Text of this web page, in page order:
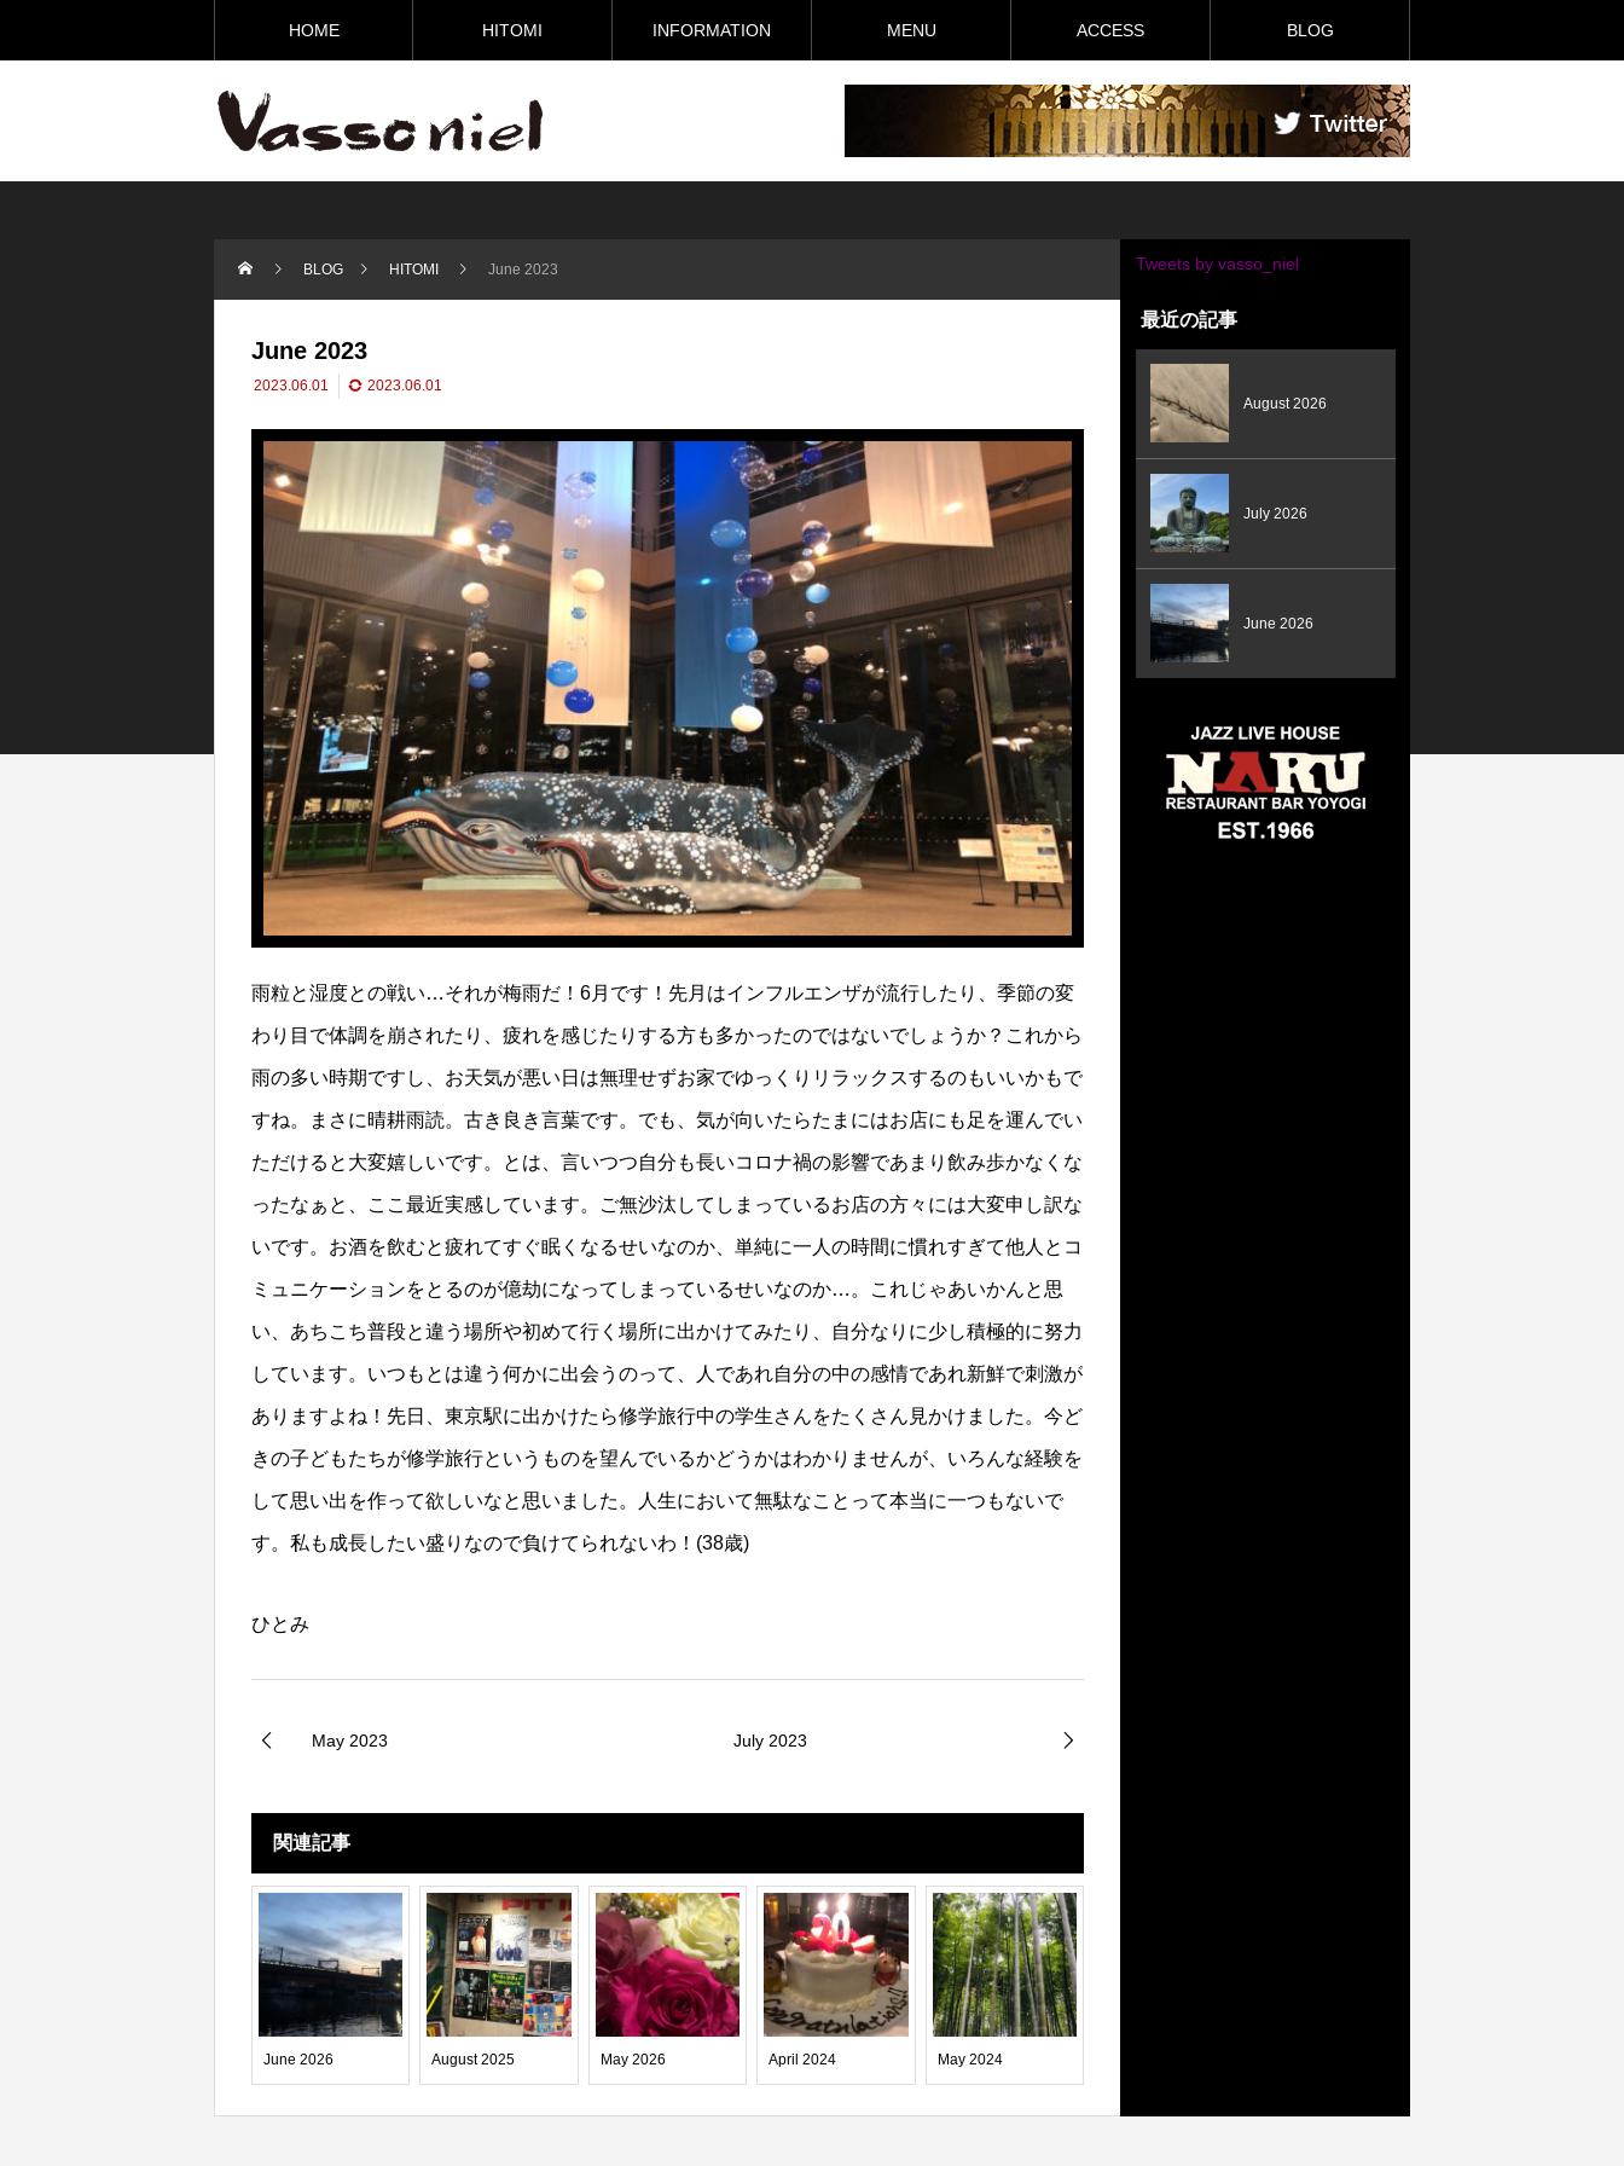
HOME HITOMI INFORMATION MENU ACCESS BLOG
BLOG HITOMI June 2023
June 2023
2023.06.01 2023.06.01
雨粒と湿度との戦い…それが梅雨だ！6月です！先月はインフルエンザが流行したり、季節の変
わり目で体調を崩されたり、疲れを感じたりする方も多かったのではないでしょうか？これから
雨の多い時期ですし、お天気が悪い日は無理せずお家でゆっくりリラックスするのもいいかもで
すね。まさに晴耕雨読。古き良き言葉です。でも、気が向いたらたまにはお店にも足を運んでい
ただけると大変嬉しいです。とは、言いつつ自分も長いコロナ禍の影響であまり飲み歩かなくな
ったなぁと、ここ最近実感しています。ご無沙汰してしまっているお店の方々には大変申し訳な
いです。お酒を飲むと疲れてすぐ眠くなるせいなのか、単純に一人の時間に慣れすぎて他人とコ
ミュニケーションをとるのが億劫になってしまっているせいなのか…。これじゃあいかんと思
い、あちこち普段と違う場所や初めて行く場所に出かけてみたり、自分なりに少し積極的に努力
しています。いつもとは違う何かに出会うのって、人であれ自分の中の感情であれ新鮮で刺激が
ありますよね！先日、東京駅に出かけたら修学旅行中の学生さんをたくさん見かけました。今ど
きの子どもたちが修学旅行というものを望んでいるかどうかはわかりませんが、いろんな経験を
して思い出を作って欲しいなと思いました。人生において無駄なことって本当に一つもないで
す。私も成長したい盛りなので負けてられないわ！(38歳)
ひとみ
May 2023 July 2023
関連記事
June 2026 August 2025 May 2026 April 2024 May 2024
Tweets by vasso_niel
最近の記事
August 2026
July 2026
June 2026